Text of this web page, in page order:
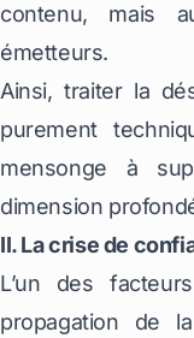
contenu, mais
émetteurs.
Ainsi, traiter la
purement
mensonge à
dimension
II. La crise de
L’un des
propagation de